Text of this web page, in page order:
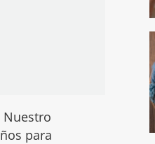
Nuestro
para